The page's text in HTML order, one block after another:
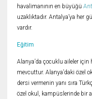
havalimanının en büyüğü
uzaklıktadır. Antalya’ya her
vardır.
Eğitim
Alanya’da çocuklu aileler için
mevcuttur. Alanya’daki özel
dersi vermenin yanı sıra
özel okul, kampüslerinde bir